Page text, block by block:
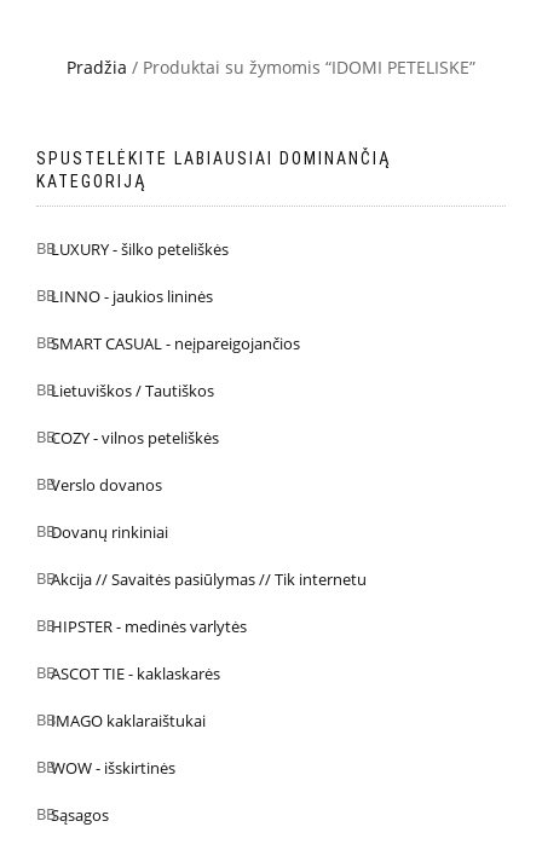
Pradžia / Produktai su žymomis “IDOMI PETELISKE”
SPUSTELĖKITE LABIAUSIAI DOMINANČIĄ
KATEGORIJĄ
LUXURY - šilko peteliškės
LINNO - jaukios lininės
SMART CASUAL - neįpareigojančios
Lietuviškos / Tautiškos
COZY - vilnos peteliškės
Verslo dovanos
Dovanų rinkiniai
Akcija // Savaitės pasiūlymas // Tik internetu
HIPSTER - medinės varlytės
ASCOT TIE - kaklaskarės
IMAGO kaklaraištukai
WOW - išskirtinės
Sąsagos